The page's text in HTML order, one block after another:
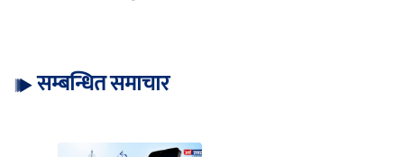
सम्बन्धित समाचार